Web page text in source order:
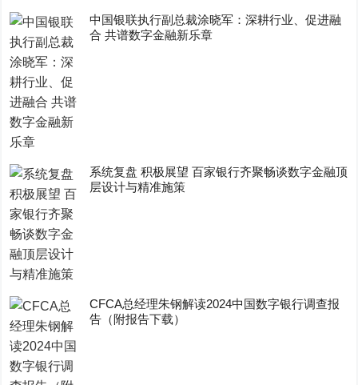
中国银联执行副总裁涂晓军：深耕行业、促进融
合 共谱数字金融新乐章
系统复盘 积极展望 百家银行齐聚畅谈数字金融顶
层设计与精准施策
CFCA总经理朱钢解读2024中国数字银行调查报
告（附报告下载）